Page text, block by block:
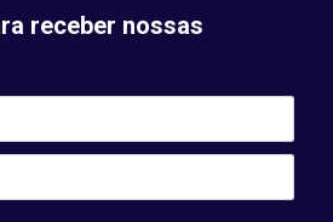
receber nossas